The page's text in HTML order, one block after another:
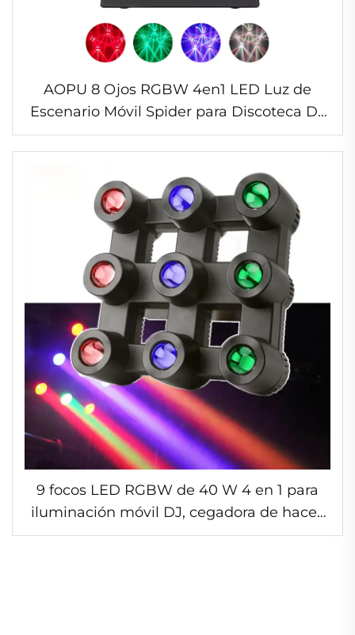
AOPU 8 Ojos RGBW 4en1 LED Luz de
Escenario Móvil Spider para Discoteca DJ
Luz DMX
9 focos LED RGBW de 40 W 4 en 1 para
iluminación móvil DJ, cegadora de haces
coloridos, panel LED matricial DMX para